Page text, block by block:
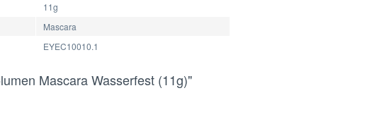
11g
Mascara
EYEC10010.1
Mascara Wasserfest (11g)"